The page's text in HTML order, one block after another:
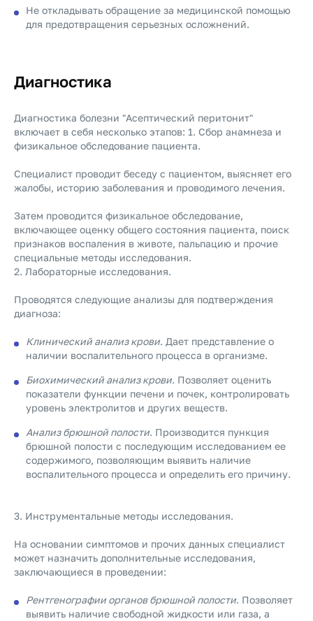
Не откладывать обращение за медицинской помощью
для предотвращения серьезных осложнений.
Диагностика
Диагностика болезни "Асептический перитонит"
включает в себя несколько этапов: 1. Сбор анамнеза и
физикальное обследование пациента.
Специалист проводит беседу с пациентом, выясняет его
жалобы, историю заболевания и проводимого лечения.
Затем проводится физикальное обследование,
включающее оценку общего состояния пациента, поиск
признаков воспаления в животе, пальпацию и прочие
специальные методы исследования.
2. Лабораторные исследования.
Проводятся следующие анализы для подтверждения
диагноза:
Клинический анализ крови. Дает представление о
наличии воспалительного процесса в организме.
Биохимический анализ крови. Позволяет оценить
показатели функции печени и почек, контролировать
уровень электролитов и других веществ.
Анализ брюшной полости. Производится пункция
брюшной полости с последующим исследованием ее
содержимого, позволяющим выявить наличие
воспалительного процесса и определить его причину.
3. Инструментальные методы исследования.
На основании симптомов и прочих данных специалист
может назначить дополнительные исследования,
заключающиеся в проведении:
Рентгенографии органов брюшной полости. Позволяет
выявить наличие свободной жидкости или газа, а